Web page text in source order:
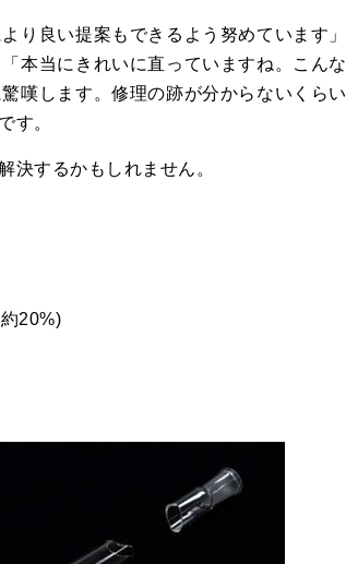
り良い提案もできるよう努めています」
本当にきれいに直っていますね。こんな
嘆します。修理の跡が分からないくらい
す。
するかもしれません。
20%)